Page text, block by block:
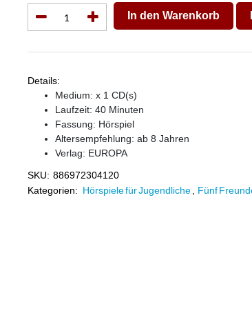
In den Warenkorb
Details:
Medium: x 1 CD(s)
Laufzeit: 40 Minuten
Fassung: Hörspiel
Altersempfehlung: ab 8 Jahren
Verlag: EUROPA
SKU: 886972304120
Kategorien: Hörspiele für Jugendliche Fünf